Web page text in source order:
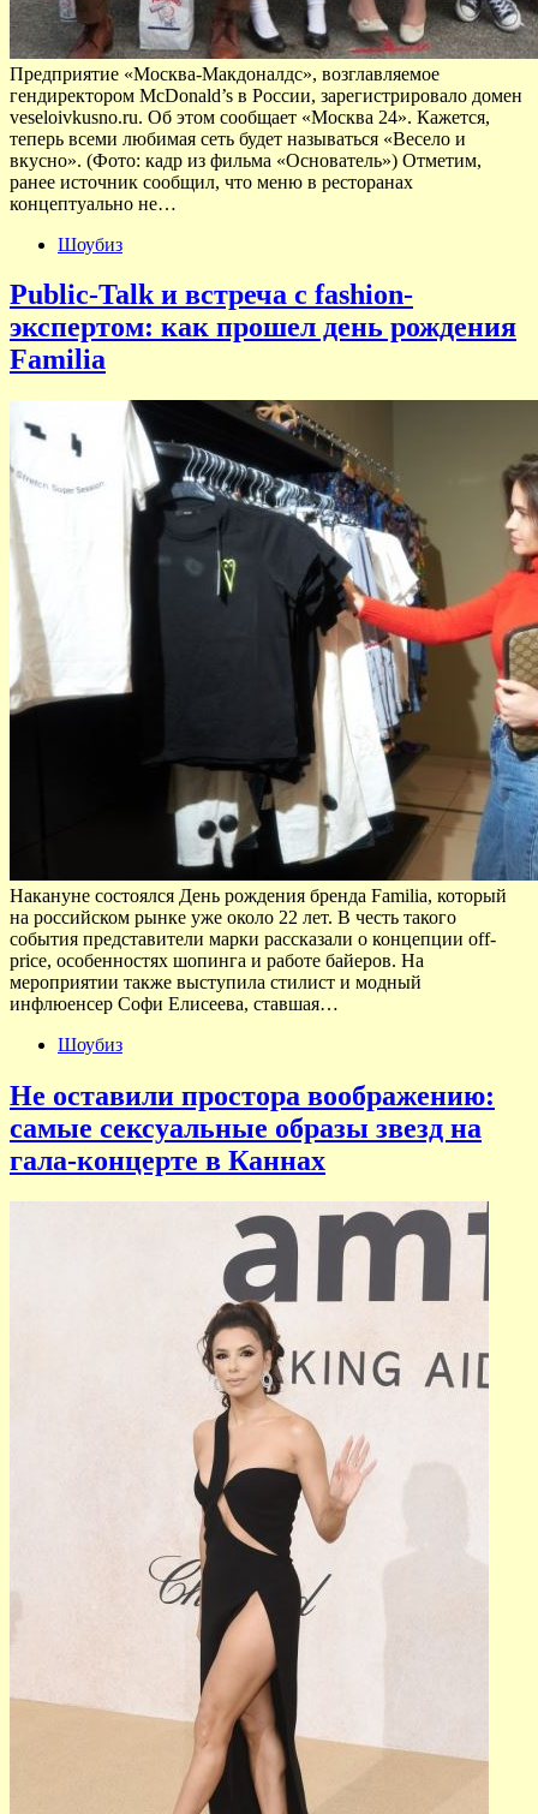
Предприятие «Москва-Макдоналдс», возглавляемое
гендиректором McDonald’s в России, зарегистрировало домен
veseloivkusno.ru. Об этом сообщает «Москва 24». Кажется,
теперь всеми любимая сеть будет называться «Весело и
вкусно». (Фото: кадр из фильма «Основатель») Отметим,
ранее источник сообщил, что меню в ресторанах
концептуально не…
Шоубиз
Public-Talk и встреча c fashion-
экспертом: как прошел день рождения
Familia
Накануне состоялся День рождения бренда Familia, который
на российском рынке уже около 22 лет. В честь такого
события представители марки рассказали о концепции off-
price, особенностях шопинга и работе байеров. На
мероприятии также выступила стилист и модный
инфлюенсер Софи Елисеева, ставшая…
Шоубиз
Не оставили простора воображению:
самые сексуальные образы звезд на
гала-концерте в Каннах